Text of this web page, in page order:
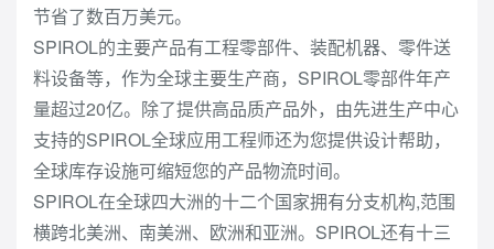
节省了数百万美元。
SPIROL的主要产品有工程零部件、装配机器、零件送
料设备等，作为全球主要生产商，SPIROL零部件年产
量超过20亿。除了提供高品质产品外，由先进生产中心
支持的SPIROL全球应用工程师还为您提供设计帮助，
全球库存设施可缩短您的产品物流时间。
SPIROL在全球四大洲的十二个国家拥有分支机构,范围
横跨北美洲、南美洲、欧洲和亚洲。SPIROL还有十三